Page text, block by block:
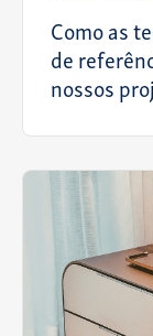
Como as
de
nossos